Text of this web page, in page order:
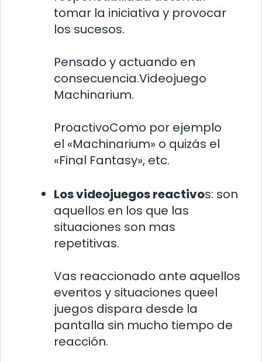
tomar la iniciativa y provocar
los sucesos.
Pensado y actuando en
consecuencia.Videojuego
Machinarium.
ProactivoComo por ejemplo
el «Machinarium» o quizás el
«Final Fantasy», etc.
Los videojuegos reactivos: son
aquellos en los que las
situaciones son mas
repetitivas.
Vas reaccionado ante aquellos
eventos y situaciones queel
juegos dispara desde la
pantalla sin mucho tiempo de
reacción.